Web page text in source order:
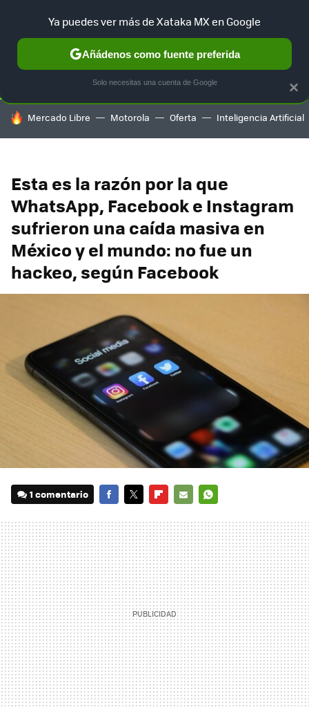
SELECCIÓN GAMING HOME AUTO TERRITORIO
HOY SE HABLA DE
Mercado Libre Motorola Oferta Inteligencia Artificial
Esta es la razón por la que
WhatsApp, Facebook e Instagram
sufrieron una caída masiva en
México y el mundo: no fue un
hackeo, según Facebook
1 comentario
MAIL
×
Ya puedes ver más de Xataka MX en Google
Añádenos como fuente preferida
Solo necesitas una cuenta de Google